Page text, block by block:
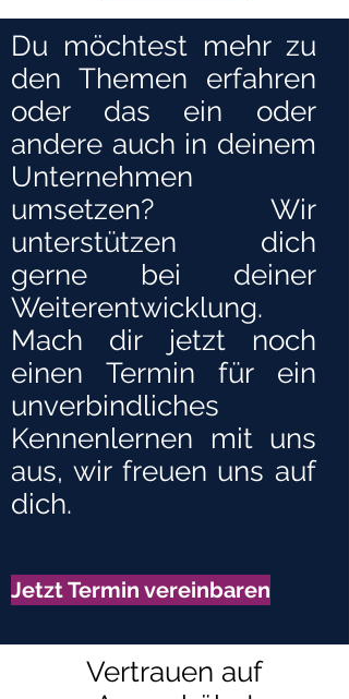
Du möchtest mehr zu
den Themen erfahren
oder das ein oder
andere auch in deinem
Unternehmen
umsetzen? Wir
unterstützen dich
gerne bei deiner
Weiterentwicklung.
Mach dir jetzt noch
einen Termin für ein
unverbindliches
Kennenlernen mit uns
aus, wir freuen uns auf
dich.
Jetzt Termin vereinbaren
Vertrauen auf